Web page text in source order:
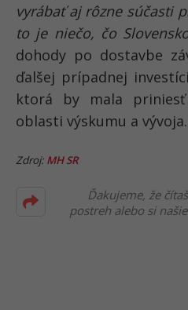
vyrábať aj rôzne súčasti
to je niečo, čo
dohody po dostavbe
ďalšej prípadnej
ktorá by mala
oblasti výskumu a vývoja.
Zdroj: MH SR
Ďakujeme, že
postreh alebo si